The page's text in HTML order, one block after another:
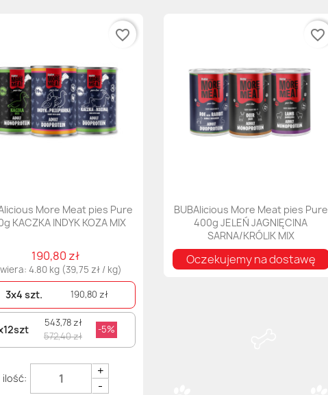
More Meat pies Pure
KACZKA INDYK KOZA MIX
190,80 zł
4.80 kg (39,75 zł / kg)
3x4 szt. 190,80 zł
543,78 zł
572,40 zł
-5%
+
-
favorite_border
BUBAlicious More Meat pies Pure
400g JELEŃ JAGNIĘCINA
SARNA/KRÓLIK MIX
Oczekujemy na dostawę
favorite_border